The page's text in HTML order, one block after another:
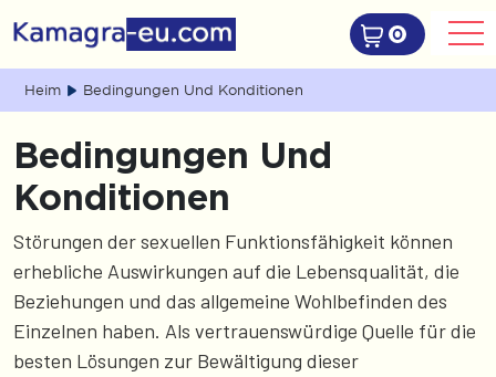
0
Heim Bedingungen Und Konditionen
Bedingungen Und
Konditionen
Störungen der sexuellen Funktionsfähigkeit können
erhebliche Auswirkungen auf die Lebensqualität, die
Beziehungen und das allgemeine Wohlbefinden des
Einzelnen haben. Als vertrauenswürdige Quelle für die
besten Lösungen zur Bewältigung dieser